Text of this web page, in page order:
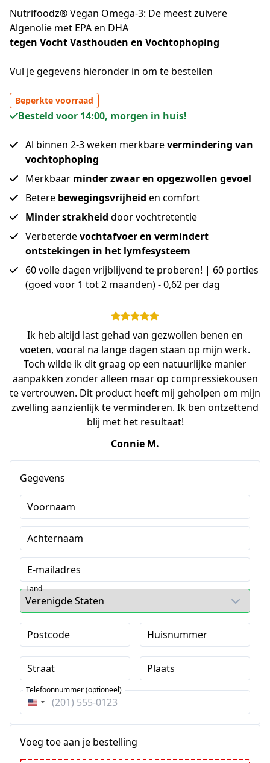
Nutrifoodz® Vegan Omega-3: De meest zuivere
Algenolie met EPA en DHA
tegen Vocht Vasthouden en Vochtophoping
Vul je gegevens hieronder in om te bestellen
Beperkte voorraad
Besteld voor 14:00, morgen in huis!
Al binnen 2-3 weken merkbarevermindering van
vochtophoping
Merkbaar minder zwaar en opgezwollen gevoel
Betere bewegingsvrijheid en comfort
Minder strakheid door vochtretentie
Verbeterdevochtafvoer en vermindert
ontstekingen in het lymfesysteem
60 volle dagen vrijblijvend te proberen! | 60 porties
(goed voor 1 tot 2 maanden) - 0,62 per dag
Ik heb altijd last gehad van gezwollen benen en
voeten, vooral na lange dagen staan op mijn werk.
Toch wilde ik dit graag op een natuurlijke manier
aanpakken zonder alleen maar op compressiekousen
te vertrouwen. Dit product heeft mij geholpen om mijn
zwelling aanzienlijk te verminderen. Ik ben ontzettend
blij met het resultaat!
Connie M.
Gegevens
Voornaam
Achternaam
E-mailadres
Land
Postcode Huisnummer
Straat Plaats
Verenigde
Telefoonnummer (optioneel)
Voeg toe aan je bestelling